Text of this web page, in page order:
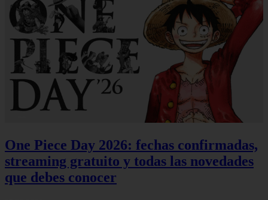
One Piece Day 2026: fechas confirmadas,
streaming gratuito y todas las novedades
que debes conocer